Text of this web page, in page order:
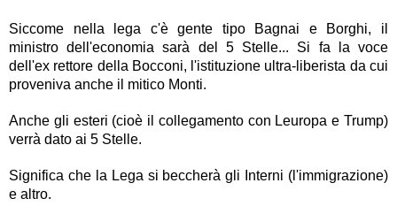
Siccome nella lega c'è gente tipo Bagnai e Borghi, il
ministro dell'economia sarà del 5 Stelle... Si fa la voce
dell'ex rettore della Bocconi, l'istituzione ultra-liberista da cui
proveniva anche il mitico Monti.
Anche gli esteri (cioè il collegamento con Leuropa e Trump)
verrà dato ai 5 Stelle.
Significa che la Lega si beccherà gli Interni (l'immigrazione)
e altro.